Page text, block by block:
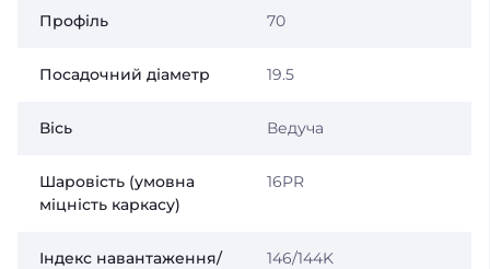
Профіль 70
Посадочний діаметр 19.5
Вісь Ведуча
Шаровість (умовна
міцність каркасу)
16PR
Індекс навантаження/
146/144K